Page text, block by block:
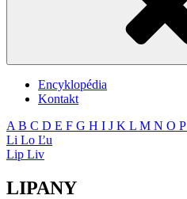
Encyklopédia
Kontakt
A B C D E F G H I J K L M N O P
Li Lo Ľu
Lip Liv
LIPANY